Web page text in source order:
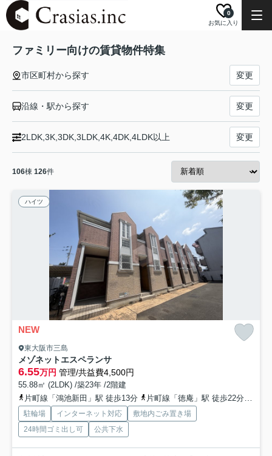
お気に入り
0
ファミリー向けの賃貸物件特集
市区町村から探す 変更
沿線・駅から探す 変更
2LDK,3K,3DK,3LDK,4K,4DK,4LDK以上 変更
106棟 126件
ハイツ
NEW
東大阪市三島
メゾネットエスペランサ
6.55万円 管理/共益費4,500円
55.88㎡ (2LDK) /築23年 /2階建
片町線「鴻池新田」駅 徒歩13分
片町線「徳庵」駅 徒歩22分
駐輪場 インターネット対応
敷地内ごみ置き場
24時間ゴミ出し可
公共下水